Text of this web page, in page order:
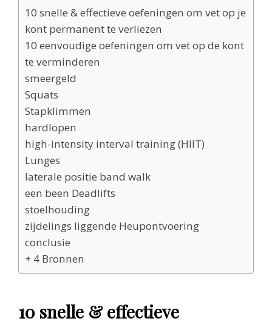
10 snelle & effectieve oefeningen om vet op je
kont permanent te verliezen
10 eenvoudige oefeningen om vet op de kont
te verminderen
smeergeld
Squats
Stapklimmen
hardlopen
high-intensity interval training (HIIT)
Lunges
laterale positie band walk
een been Deadlifts
stoelhouding
zijdelings liggende Heupontvoering
conclusie
+ 4 Bronnen
10 snelle & effectieve